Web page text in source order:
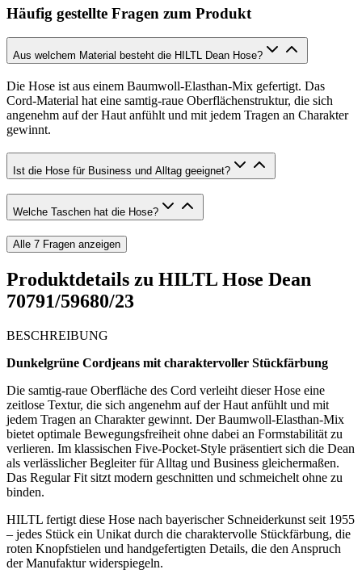
Häufig gestellte Fragen zum Produkt
Aus welchem Material besteht die HILTL Dean Hose?
Die Hose ist aus einem Baumwoll-Elasthan-Mix gefertigt. Das
Cord-Material hat eine samtig-raue Oberflächenstruktur, die sich
angenehm auf der Haut anfühlt und mit jedem Tragen an Charakter
gewinnt.
Ist die Hose für Business und Alltag geeignet?
Welche Taschen hat die Hose?
Alle 7 Fragen anzeigen
Produktdetails zu HILTL Hose Dean
70791/59680/23
BESCHREIBUNG
Dunkelgrüne Cordjeans mit charaktervoller Stückfärbung
Die samtig-raue Oberfläche des Cord verleiht dieser Hose eine
zeitlose Textur, die sich angenehm auf der Haut anfühlt und mit
jedem Tragen an Charakter gewinnt. Der Baumwoll-Elasthan-Mix
bietet optimale Bewegungsfreiheit ohne dabei an Formstabilität zu
verlieren. Im klassischen Five-Pocket-Style präsentiert sich die Dean
als verlässlicher Begleiter für Alltag und Business gleichermaßen.
Das Regular Fit sitzt modern geschnitten und schmeichelt ohne zu
binden.
HILTL fertigt diese Hose nach bayerischer Schneiderkunst seit 1955
– jedes Stück ein Unikat durch die charaktervolle Stückfärbung, die
roten Knopfstielen und handgefertigten Details, die den Anspruch
der Manufaktur widerspiegeln.